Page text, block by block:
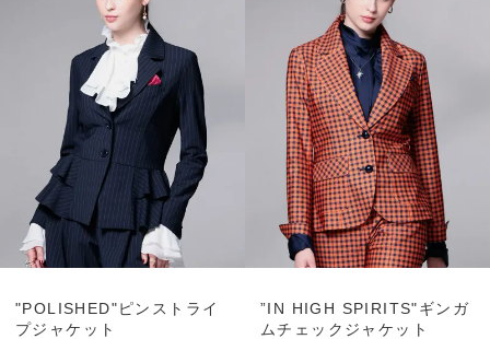
"POLISHED"ピンストライ
プジャケット
”IN HIGH SPIRITS"ギンガ
ムチェックジャケット